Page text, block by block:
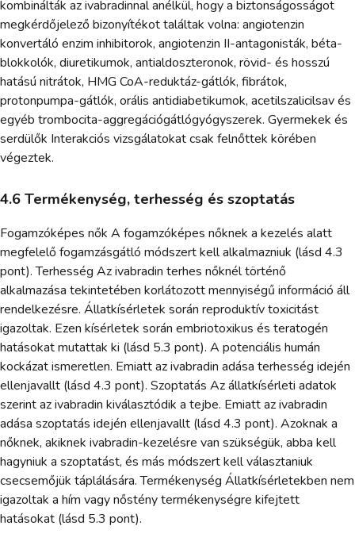
kombinálták az ivabradinnal anélkül, hogy a biztonságosságot
megkérdőjelező bizonyítékot találtak volna: angiotenzin
konvertáló enzim inhibitorok, angiotenzin II-antagonisták, béta-
blokkolók, diuretikumok, antialdoszteronok, rövid- és hosszú
hatású nitrátok, HMG CoA-reduktáz-gátlók, fibrátok,
protonpumpa-gátlók, orális antidiabetikumok, acetilszalicilsav és
egyéb trombocita-aggregációgátlógyógyszerek. Gyermekek és
serdülők Interakciós vizsgálatokat csak felnőttek körében
végeztek.
4.6 Termékenység, terhesség és szoptatás
Fogamzóképes nők A fogamzóképes nőknek a kezelés alatt
megfelelő fogamzásgátló módszert kell alkalmazniuk (lásd 4.3
pont). Terhesség Az ivabradin terhes nőknél történő
alkalmazása tekintetében korlátozott mennyiségű információ áll
rendelkezésre. Állatkísérletek során reproduktív toxicitást
igazoltak. Ezen kísérletek során embriotoxikus és teratogén
hatásokat mutattak ki (lásd 5.3 pont). A potenciális humán
kockázat ismeretlen. Emiatt az ivabradin adása terhesség idején
ellenjavallt (lásd 4.3 pont). Szoptatás Az állatkísérleti adatok
szerint az ivabradin kiválasztódik a tejbe. Emiatt az ivabradin
adása szoptatás idején ellenjavallt (lásd 4.3 pont). Azoknak a
nőknek, akiknek ivabradin-kezelésre van szükségük, abba kell
hagyniuk a szoptatást, és más módszert kell választaniuk
csecsemőjük táplálására. Termékenység Állatkísérletekben nem
igazoltak a hím vagy nőstény termékenységre kifejtett
hatásokat (lásd 5.3 pont).